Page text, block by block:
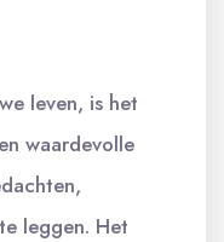
leven, is het
waardevolle
leggen. Het